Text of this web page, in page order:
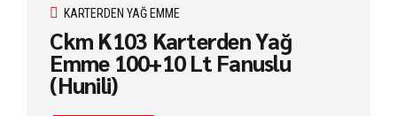
KARTERDEN YAĞ EMME
Ckm K103 Karterden Yağ
Emme 100+10 Lt Fanuslu
(Hunili)